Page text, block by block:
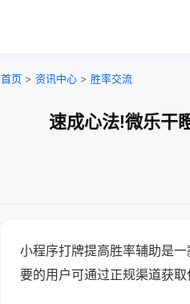
首页 > 资讯中心 > 胜率交流
速成心法!微乐干
小程序打牌提高胜率辅助是
要的用户可通过正规渠道获取